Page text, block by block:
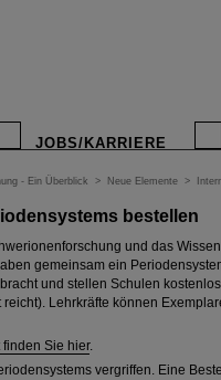
JOBS/KARRIERE
- Ein Überblick > Neue Elemente >
bestellen
und das
gemeinsam ein
und stellen Schulen
Lehrkräfte können
Sie hier.
vergriffen. Eine